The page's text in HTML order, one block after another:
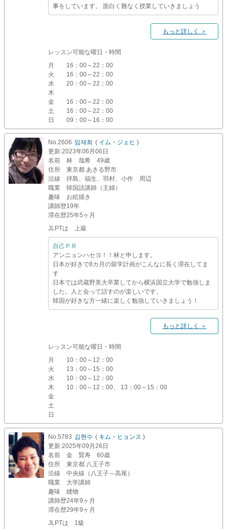
事をしています。 面白く難なく授業していきましょう
もっと詳しく ＞
レッスン可能な曜日・時間
月
16：00～22：00
火
16：00～22：00
水
20：00～22：00
木
金
16：00～22：00
土
16：00～22：00
日
09：00～16：00
No.2606 임재희 ( イム・ジェヒ )
更新:2023年06月06日
名前
林 哉希 49歳
住所
東京都 あきる野市
沿線
拝島、福生、羽村、小作 周辺
職業
韓国語講師（主婦）
趣味
お絵描き
講師歴19年
滞在歴25年5ヶ月
JLPTは 上級
自己ＰＲ
アンニョンハセヨ！！林と申します。
日本が好きで8カ月の留学計画がこんなに長く滞在してま
す
日本では武蔵野美大卒業してから横浜国立大学で勉強しま
した。人と会って話すのが楽しいです。
韓国が好きな方一緒に楽しく勉強していきましょう！
もっと詳しく ＞
レッスン可能な曜日・時間
月
10：00～12：00
火
13：00～15：00
水
10：00～12：00
木
10：00～12：00、 13：00～15：00
金
土
日
No.5783 김현수 ( キム・ヒョンス )
更新:2025年09月26日
名前
金 賢寿 60歳
住所
東京都 八王子市
沿線
中央線（八王子～高尾）
職業
大学講師
趣味
縫物
講師歴24年9ヶ月
滞在歴29年9ヶ月
JLPTは 1級